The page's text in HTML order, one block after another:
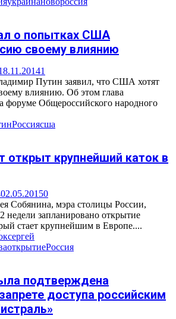
о попытках США
своему влиянию
1
Путин заявил, что США хотят
влиянию. Об этом глава
форуме Общероссийского народного
Россиясша
открыт крупнейший каток в
02.05.20150
Собянина, мэра столицы России,
недели запланировано открытие
стает крупнейшим в Европе....
сергей
открытиеРоссия
подтверждена
доступа российским